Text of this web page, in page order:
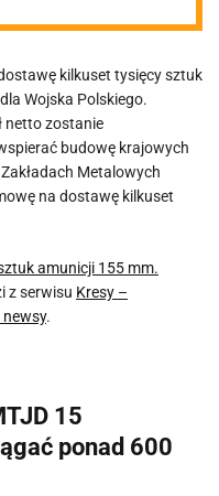
mld
kilkuset tysięcy sztuk
Wojska Polskiego.
netto zostanie
budowę krajowych
Metalowych
na dostawę kilkuset
amunicji 155 mm.
z serwisu Kresy –
.
15
ponad 600